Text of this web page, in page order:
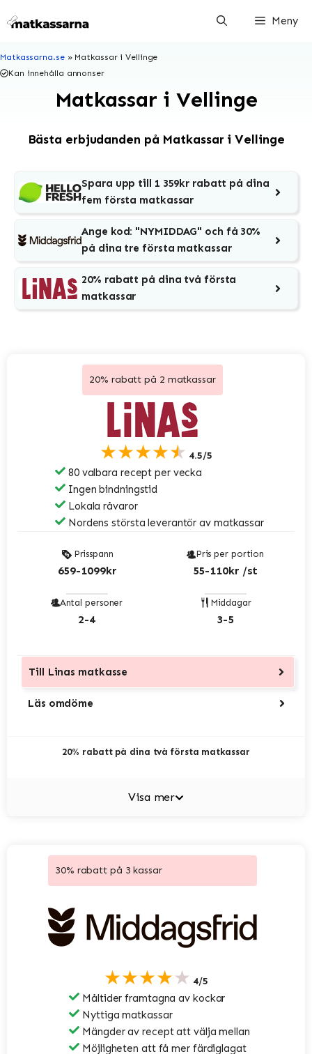
till
Meny
Matkassarna.se» Matkassar i Vellinge
Kan innehålla annonser
Matkassar i Vellinge
Bästa erbjudanden på Matkassar i Vellinge
Spara upp till 1 359kr rabatt på dina
fem första matkassar
Ange kod: "NYMIDDAG" och få 30%
på dina tre första matkassar
20% rabatt på dina två första
matkassar
20% rabatt på 2 matkassar
★★★★★ 4.5/5
80 valbara recept per vecka
Ingen bindningstid
Lokala råvaror
Nordens största leverantör av matkassar
Prisspann
659-1099kr
Pris per portion
55-110kr /st
Antal personer
2-4
Middagar
3-5
Till Linas matkasse
Läs omdöme
20% rabatt på dina två första matkassar
Visa mer
30% rabatt på 3 kassar
★★★★★ 4/5
Måltider framtagna av kockar
Nyttiga matkassar
Mängder av recept att välja mellan
Möjligheten att få mer färdiglagat